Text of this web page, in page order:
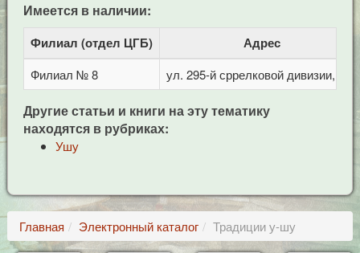
Имеется в наличии:
Филиал (отдел ЦГБ) Адрес
Филиал № 8 ул. 295-й сррелковой дивизии, 114
Другие статьи и книги на эту тематику
находятся в рубриках:
Ушу
Главная Электронный каталог Традиции у-шу